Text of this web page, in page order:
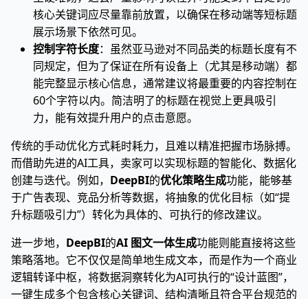
核心关键词应尽量靠前放置，以确保在移动端等短标题
展示场景下依然可见。
控制字符长度：虽然亚马逊对不同品类的标题长度有不
同规定，但为了保证在所有设备上（尤其是移动端）都
能完整显示核心信息，通常建议将最重要的内容控制在
60个字符以内。简洁明了的标题在视觉上更具吸引
力，能有效提升用户的点击意愿。
传统的手动优化方式耗时耗力，且难以精准把握市场脉搏。
而借助先进的AI工具，卖家可以实现标题的智能化、数据化
创建与迭代。例如， DeepBI的优化策略生成功能，能够基
于广告表现、竞品分析等数据，将抽象的优化目标（如“提
升标题吸引力”）转化为具体的、可执行的修改建议。
进一步地， DeepBI的AI 图文一体生成功能则能直接将这些
策略落地。它不仅仅是简单地生成文本，而是作为一个商业
逻辑转译中枢，将数据洞察转化为AI可执行的“设计蓝图”，
一键生成多个包含核心关键词、结构清晰且符合平台规范的